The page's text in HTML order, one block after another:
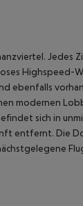
Jedes
Highspeed-
ebenfalls
modernen
sich in
entfernt. Die